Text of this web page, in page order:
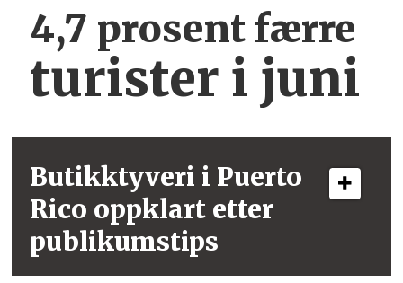
4,7 prosent færre
turister i juni
Butikktyveri i Puerto
Rico oppklart etter
publikumstips